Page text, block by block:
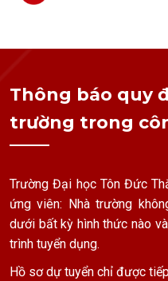
Thông báo quy
trường trong
Trường Đại học Tôn Đức
ứng viên: Nhà trường
dưới bất kỳ hình thức nào
trình tuyển dụng.
Hồ sơ dự tuyển chỉ được